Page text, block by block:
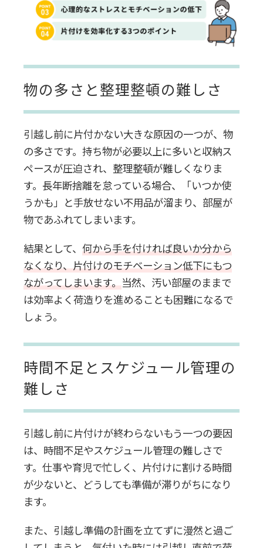
早めの不用品処分が引越し成功の鍵
まとめ：短期間で片付けたいなら専
門業者の活用を検討しよう！
物の多さと整理整頓の難しさ
引越し前に片付かない大きな原因の一つが、物
の多さです。持ち物が必要以上に多いと収納ス
ペースが圧迫され、整理整頓が難しくなりま
す。長年断捨離を怠っている場合、「いつか使
うかも」と手放せない不用品が溜まり、部屋が
物であふれてしまいます。
結果として、 何から手を付ければ良いか分から
なくなり、片付けのモチベーション低下にもつ
ながってしまいます。当然、汚い部屋のままで
は効率よく荷造りを進めることも困難になるで
しょう。
時間不足とスケジュール管理の
難しさ
引越し前に片付けが終わらないもう一つの要因
は、時間不足やスケジュール管理の難しさで
す。仕事や育児で忙しく、片付けに割ける時間
が少ないと、どうしても準備が滞りがちになり
ます。
また、引越し準備の計画を立てずに漫然と過ご